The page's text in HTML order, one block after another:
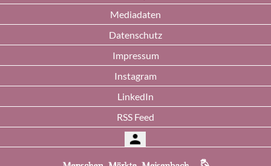
Mediadaten
Datenschutz
Impressum
Instagram
LinkedIn
RSS Feed